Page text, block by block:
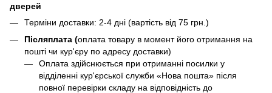
дверей
Терміни доставки: 2-4 дні (вартість від 75 грн.)
Післяплата (оплата товару в момент його отримання на
пошті чи кур'єру по адресу доставки)
Оплата здійснюється при отриманні посилки у
відділенні кур'єрської служби «Нова пошта» після
повної перевірки складу на відповідність до